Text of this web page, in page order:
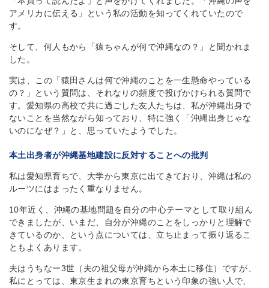
アメリカに伝える」という私の活動を知ってくれていたので
す。
そして、何人もから「猿ちゃんが何で沖縄なの？」と聞かれま
した。
実は、この「猿田さんは何で沖縄のことを一生懸命やっている
の？」という質問は、それなりの頻度で投げかけられる質問で
す。愛知県の高校で共に過ごした友人たちは、私が沖縄出身で
ないことを当然ながら知っており、特に強く「沖縄出身じゃな
いのになぜ？」と、思っていたようでした。
本土出身者が沖縄基地建設に反対することへの批判
私は愛知県育ちで、大学から東京に出てきており、沖縄は私の
ルーツにはまったく重なりません。
10年近く、沖縄の基地問題を自分の中心テーマとして取り組ん
できましたが、いまだ、自分が沖縄のことをしっかりと理解で
きているのか、という点については、立ち止まって振り返るこ
ともよくあります。
夫はうちなー3世（夫の祖父母が沖縄から本土に移住）ですが、
私にとっては、東京生まれの東京育ちという印象の強い人で、